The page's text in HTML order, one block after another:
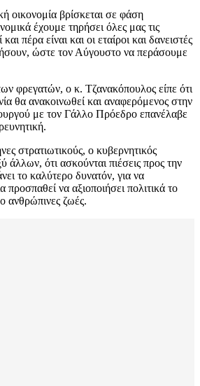
οικονομία βρίσκεται σε φάση
έχουμε τηρήσει όλες μας τις
πέρα είναι και οι εταίροι και δανειστές
ώστε τον Αύγουστο να περάσουμε
φρεγατών, ο κ. Τζανακόπουλος είπε ότι
θα ανακοινωθεί και αναφερόμενος στην
με τον Γάλλο Πρόεδρο επανέλαβε
στρατιωτικούς, ο κυβερνητικός
άλλων, ότι ασκούνται πιέσεις προς την
το καλύτερο δυνατόν, για να
προσπαθεί να αξιοποιήσει πολιτικά το
ανθρώπινες ζωές.